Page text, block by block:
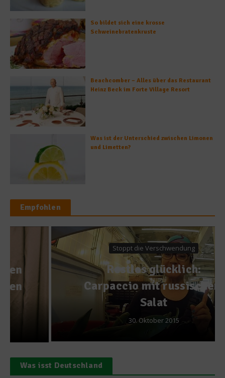
So bildet sich eine krosse
Schweinebratenkruste
Beachcomber – Alles über das Restaurant
Heinz Beck im Forte Village Resort
Was ist der Unterschied zwischen Limonen
und Limetten?
Empfohlen
Stoppt die Verschwendung
Restlos glücklich:
Carpaccio mit russischem
Salat
30. Oktober 2015
Was isst Deutschland